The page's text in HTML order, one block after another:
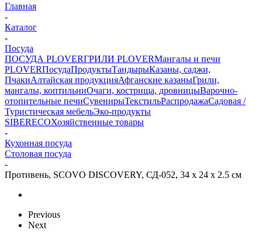
Главная
-
Каталог
-
Посуда
ПОСУДА PLOVERГРИЛИ PLOVERМангалы и печи
PLOVERПосудаПродуктыТандырыКазаны, саджи,
ПчакиАлтайская продукцияАфганские казаныГрили,
мангалы, коптильниОчаги, кострища, дровницыВарочно-
отопительные печиСувенирыТекстильРаспродажаСадовая /
Туристическая мебельЭко-продукты
SIBERECOХозяйственные товары
-
Кухонная посуда
Столовая посуда
-
Противень, SCOVO DISCOVERY, СД-052, 34 х 24 х 2.5 см
Previous
Next